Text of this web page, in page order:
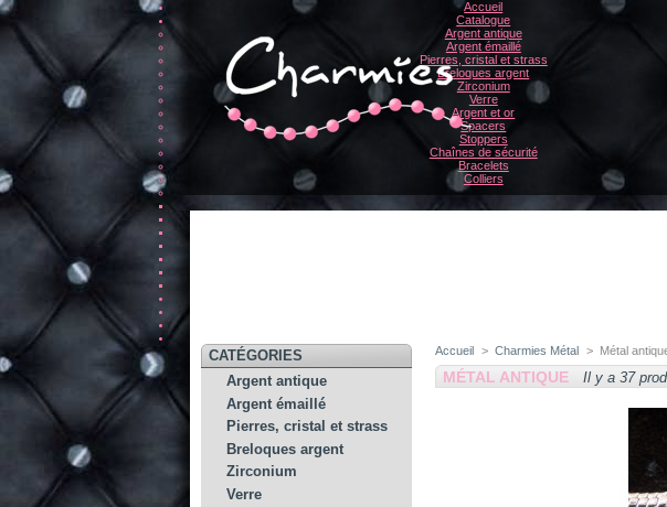
Accueil
Catalogue
Argent antique
Argent émaillé
Pierres, cristal et strass
Breloques argent
Zirconium
Verre
Argent et or
Spacers
Stoppers
Chaînes de sécurité
Bracelets
Colliers
CATÉGORIES
Argent antique
Argent émaillé
Pierres, cristal et strass
Breloques argent
Zirconium
Verre
Accueil > Charmies Métal > Métal
MÉTAL ANTIQUE Il y a 37